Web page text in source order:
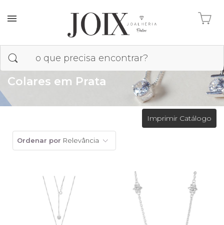
Colares em Prata
Imprimir Catálogo
Ordenar por Relevância